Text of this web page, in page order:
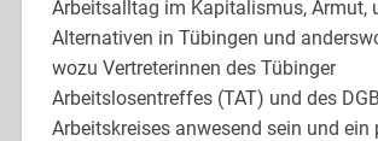
Arbeitsalltag im Kapitalismus, Armut,
Alternativen in Tübingen und
wozu Vertreterinnen des Tübinger
Arbeitslosentreffes (TAT) und des
Arbeitskreises anwesend sein und ein